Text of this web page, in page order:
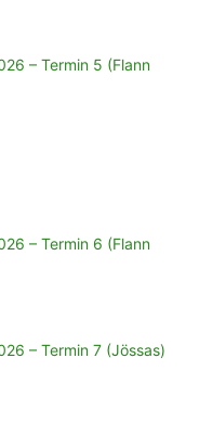
– Termin 5 (Flann
– Termin 6 (Flann
– Termin 7 (Jössas)